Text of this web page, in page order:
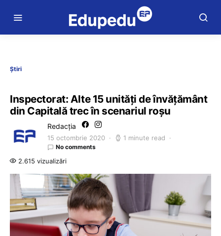
Știri
Inspectorat: Alte 15 unități de învățământ
din Capitală trec în scenariul roșu
Redacția
15 octombrie 2020 1 minute read
No comments
2.615 vizualizări